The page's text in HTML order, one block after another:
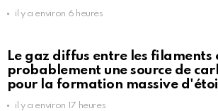
il y a environ 6 heures
Le gaz diffus entre les filaments
probablement une source de
pour la formation massive
il y a environ 17 heures